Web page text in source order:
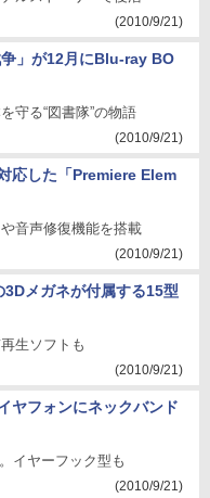
(2010/9/21)
」が12月にBlu-ray BO
守る“図書隊”の物語
(2010/9/21)
応した「Premiere Elem
音声修復機能を搭載
(2010/9/21)
メガネが付属する15型
生ソフトも
(2010/9/21)
ヤフォンにネックバンド
イヤーフック型も
(2010/9/21)